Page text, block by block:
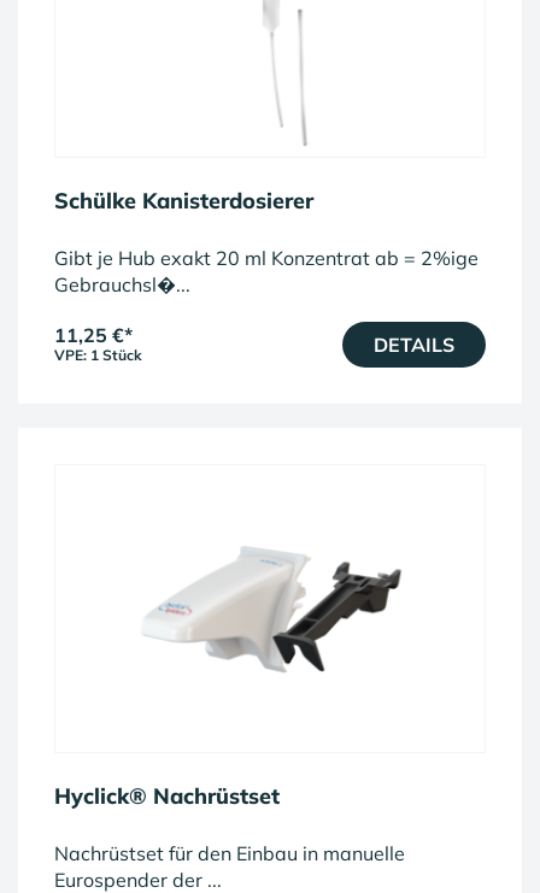
Schülke Kanisterdosierer
Gibt je Hub exakt 20 ml Konzentrat ab = 2%ige
Gebrauchsl�...
11,25 €*
VPE: 1 Stück DETAILS
Hyclick® Nachrüstset
Nachrüstset für den Einbau in manuelle
Eurospender der ...